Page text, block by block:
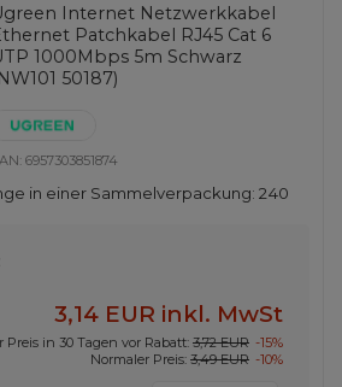
Internet Netzwerkkabel
Patchkabel RJ45 Cat 6
1000Mbps 5m Schwarz
50187)
6957303851874
in einer Sammelverpackung:240
3,14 EUR inkl. MwSt
Preis in 30 Tagen vor Rabatt: 3,72 EUR -15%
Normaler Preis: 3,49 EUR -10%